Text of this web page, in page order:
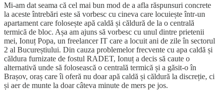
Mi-am dat seama că cel mai bun mod de a afla răspunsuri concrete
la aceste întrebări este să vorbesc cu cineva care locuiește într-un
apartament care folosește apă caldă și căldură de la o centrală
termică de bloc. Așa am ajuns să vorbesc cu unul dintre prietenii
mei, Ionuț Popa, un freelancer IT care a locuit ani de zile în sectorul
2 al Bucureștiului. Din cauza problemelor frecvente cu apa caldă și
căldura furnizate de fostul RADET, Ionuț a decis să caute o
alternativă unde să folosească o centrală termică și a găsit-o în
Brașov, oraș care îi oferă nu doar apă caldă și căldură la discreție, ci
și aer de munte la doar câteva minute de mers pe jos.